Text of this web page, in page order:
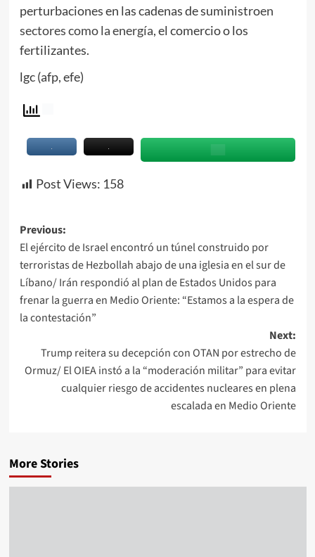
perturbaciones en las cadenas de suministroen
sectores como la energía, el comercio o los
fertilizantes.
lgc (afp, efe)
Post Views: 158
Previous:
El ejército de Israel encontró un túnel construido por
terroristas de Hezbollah abajo de una iglesia en el sur de
Líbano/ Irán respondió al plan de Estados Unidos para
frenar la guerra en Medio Oriente: “Estamos a la espera de
la contestación”
Next:
Trump reitera su decepción con OTAN por estrecho de
Ormuz/ El OIEA instó a la “moderación militar” para evitar
cualquier riesgo de accidentes nucleares en plena
escalada en Medio Oriente
More Stories